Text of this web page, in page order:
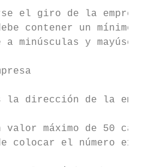
el giro de la empresa.
contener un mínimo
minúsculas y
la dirección de la
máximo de 50
colocar el número